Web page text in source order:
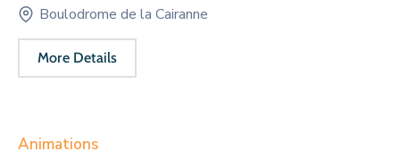
Boulodrome de la Cairanne
More Details
Animations